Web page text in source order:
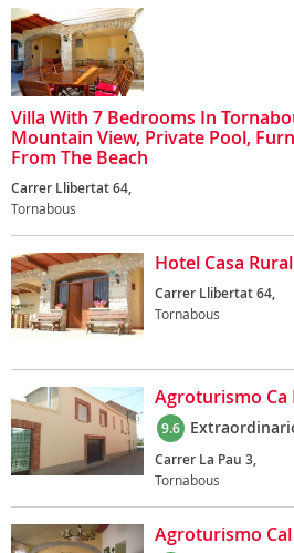
Villa With 7 Bedrooms In
Mountain View, Private Pool,
From The Beach
Carrer Llibertat 64,
Tornabous
Hotel Casa
Carrer Llibertat 64,
Tornabous
Agroturismo Ca
9.6
Carrer La Pau 3,
Tornabous
Agroturismo